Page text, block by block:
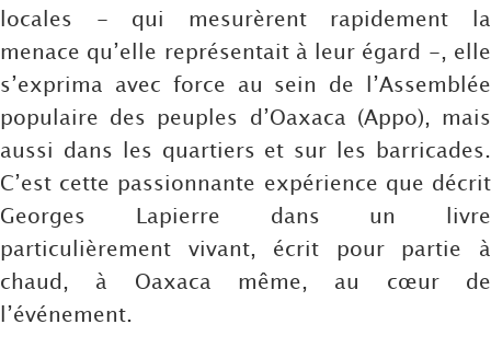
locales - qui mesurèrent rapidement la
menace qu’elle représentait à leur égard -, elle
s’exprima avec force au sein de l’Assemblée
populaire des peuples d’Oaxaca (Appo), mais
aussi dans les quartiers et sur les barricades.
C’est cette passionnante expérience que décrit
Georges Lapierre dans un livre
particulièrement vivant, écrit pour partie à
chaud, à Oaxaca même, au cœur de
l’événement.